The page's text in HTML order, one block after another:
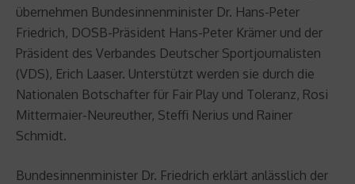
übernehmen Bundesinnenminister Dr. Hans-Peter
Friedrich, DOSB-Präsident Hans-Peter Krämer und der
Präsident des Verbandes Deutscher Sportjournalisten
(VDS), Erich Laaser. Unterstützt werden sie durch die
Nationalen Botschafter für Fair Play und Toleranz, Rosi
Mittermaier-Neureuther, Steffi Nerius und Rainer
Schmidt.
Bundesinnenminister Dr. Friedrich erklärt anlässlich der